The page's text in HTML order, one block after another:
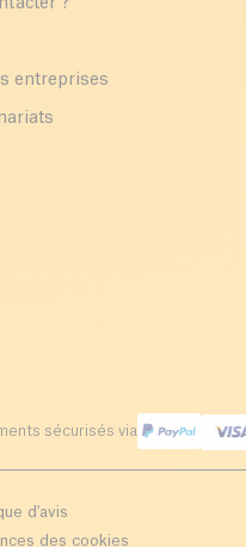
entreprises
sécurisés via
d'avis
des cookies